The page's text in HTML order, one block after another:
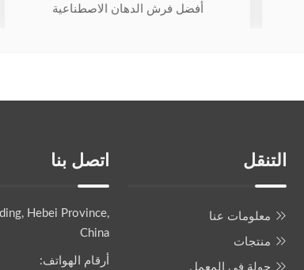
أفضل فرش الدهان الاصطناعية
التنقل
معلومات عنا
منتجات
جولة في المعمل
اتصل بنا
Hebei Province,
China
أرقام الهواتف: